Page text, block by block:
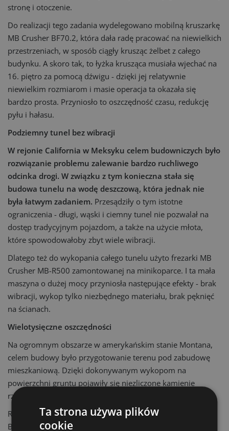
stronę i otoczenie.
Do realizacji tego zadania wydelegowano mobilną kruszarkę
MB Crusher BF70.2, która dała radę pracować na niewielkich
przestrzeniach, w sposób ciągły krusząc żelbet z całego
budynku. A skoro tak, to łyżka krusząca musiała wjechać na
16. piętro za pomocą dźwigu - dzięki jej relatywnie
niewielkim rozmiarom i masie operacja ta okazała się
bardzo prosta. Przyniosło to oszczędność czasu, redukcję
pyłu i hałasu.
Podziemny tunel bez wibracji
W rejonie California w Meksyku celem budowniczych było
rozwiązanie problemu zalewanie bardzo ruchliwego
odcinka drogi. W związku z tym konieczna stała się
budowa tunelu na wodę deszczową, która jednak nie
była łatwym zadaniem. Przesądziły o tym istotne
ograniczenia - długi, wąski i ciemny tunel nie pozwalał na
dostęp tradycyjnym pojazdom, a także na użycie młota,
które spowodowałoby zbyt wiele wibracji.
Dlatego też do wykopania całego tunelu użyto frezarki MB
Crusher MB-R500 zamontowanej na minikoparce. I ta mała
maszyna o dużej mocy przyniosła następujące efekty - brak
wibracji, wykop tylko niezbędnego materiału, brak pęknięć
na ścianach.
Wielotysięczne oszczędności
Na ogromnym obszarze w amerykańskim stanie Montana,
celem budowy było przygotowanie terenu pod zabudowę
mieszkaniową. Dzięki dokonywanym wykopom na
powierzchni gruntu pojawiły się niezliczone kamienie
rzeczne.
Rozwiązaniem okazała się mobilna kruszarka MB Crusher
BF120.4, dzięki której kamienie zostały przekruszone i
Ta strona używa plików
cookie